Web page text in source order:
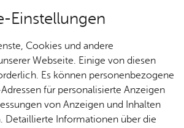
& Stadt
A–Z
Vor­le­sen
Einstellungen
Cookies und andere
Webseite. Einige von diesen
Es können personenbezogene
für personalisierte Anzeigen
von Anzeigen und Inhalten
Detaillierte Informationen über die